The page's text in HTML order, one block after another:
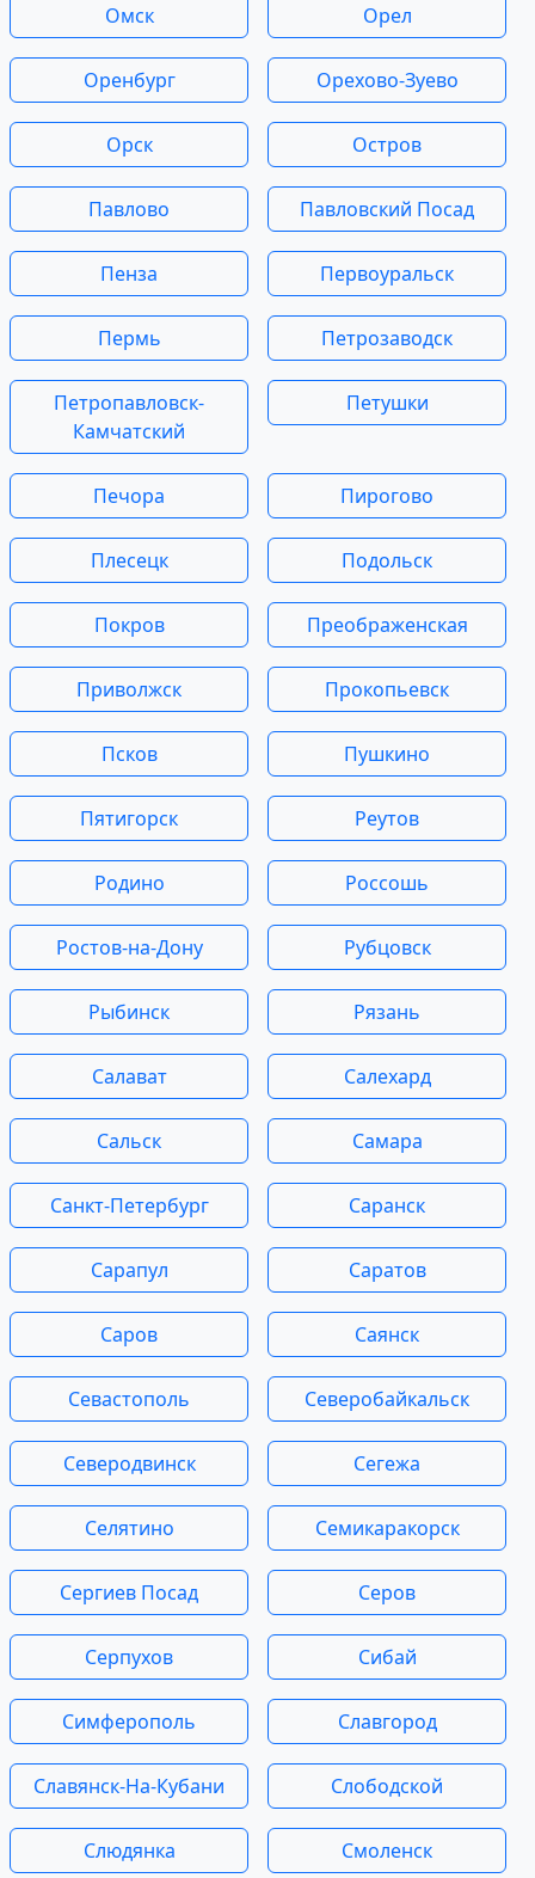
Омск Орел
Оренбург Орехово-Зуево
Орск Остров
Павлово Павловский Посад
Пенза Первоуральск
Пермь Петрозаводск
Петропавловск-
Камчатский
Петушки
Печора Пирогово
Плесецк Подольск
Покров Преображенская
Приволжск Прокопьевск
Псков Пушкино
Пятигорск Реутов
Родино Россошь
Ростов-на-Дону Рубцовск
Рыбинск Рязань
Салават Салехард
Сальск Самара
Санкт-Петербург Саранск
Сарапул Саратов
Саров Саянск
Севастополь Северобайкальск
Северодвинск Сегежа
Селятино Семикаракорск
Сергиев Посад Серов
Серпухов Сибай
Симферополь Славгород
Славянск-На-Кубани Слободской
Слюдянка Смоленск